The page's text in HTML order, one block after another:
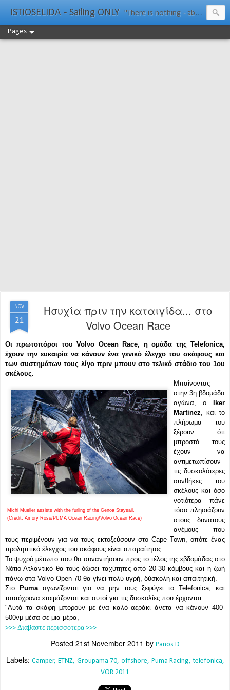
ISTiOSELIDA - Sailing ONLY "There is nothing - absolutely nothing - half so much worth doing as simply messing about in boats." Water Rat, Kenneth Grahame
Pages
NOV
21
Ησυχία πριν την καταιγίδα... στο
Volvo Ocean Race
Οι πρωτοπόροι του Volvo Ocean Race, η ομάδα της Telefonica,
έχουν την ευκαιρία να κάνουν ένα γενικό έλεγχο του σκάφους και
των συστημάτων τους λίγο πριν μπουν στο τελικό στάδιο του 1ου
σκέλους.
Michi Mueller assists with the furling of the Genoa Staysail.
(Credit: Amory Ross/PUMA Ocean Racing/Volvo Ocean Race)
Μπαίνοντας
στην 3η βδομάδα
αγώνα, ο
Iker
Martinez, και το
πλήρωμα του
ξέρουν ότι
μπροστά τους
έχουν να
αντιμετωπίσουν
τις δυσκολότερες
συνθήκες του
σκέλους και όσο
νοτιότερα πάνε
τόσο πλησιάζουν
στους δυνατούς
ανέμους που
τους περιμένουν για να τους εκτοξεύσουν στο Cape Town, οπότε ένας
προληπτικό έλεγχος του σκάφους είναι απαραίτητος.
Το ψυχρό μέτωπο που θα συναντήσουν προς το τέλος της εβδομάδας στο
Νότιο Ατλαντικό θα τους δώσει ταχύτητες από 20-30 κόμβους και η ζωή
πάνω στα Volvo Open 70 θα γίνει πολύ υγρή, δύσκολη και απαιτητική.
Στο
Pumaαγωνίζονται για να μην τους ξεφύγει το Telefonica, και
ταυτόχρονα ετοιμάζονται και αυτοί για τις δυσκολίες που έρχονται.
"Αυτά τα σκάφη μπορούν με ένα καλό αεράκι άνετα να κάνουν 400-
500νμ μέσα σε μια μέρα,
>>> Διαβάστε περισσότερα >>>
Posted 21st November 2011 by Panos D
Labels: Camper ETNZ Groupama 70 offshore Puma Racing telefonica
VOR 2011